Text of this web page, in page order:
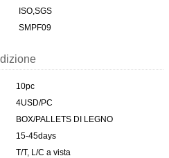
ISO,SGS
SMPF09
10pc
4USD/PC
BOX/PALLETS DI LEGNO
15-45days
T/T, L/C a vista